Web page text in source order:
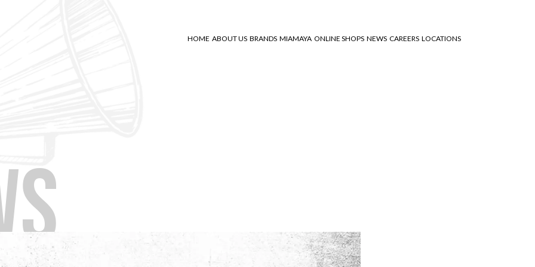
HOME ABOUT US BRANDS MIAMAYA ONLINE SHOPS NEWS CAREERS LOCATIONS